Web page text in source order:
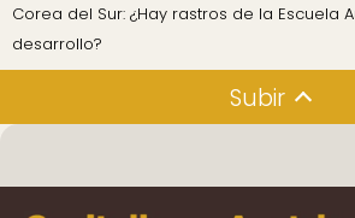
Corea del Sur: ¿Hay rastros de la Escuela
desarrollo?
Subir